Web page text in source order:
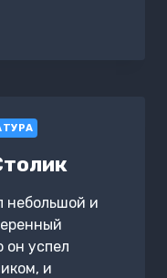
небольшой и
он успел
и